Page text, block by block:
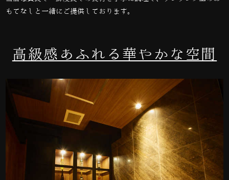
もてなしと一緒にご提供しております。
高級感あふれる華やかな空間